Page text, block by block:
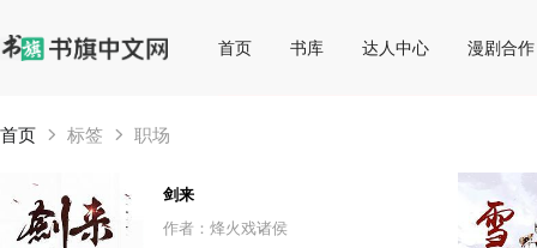
首页 书库 达人中心 漫剧合作
首页 标签 职场
剑来
作者：烽火戏诸侯